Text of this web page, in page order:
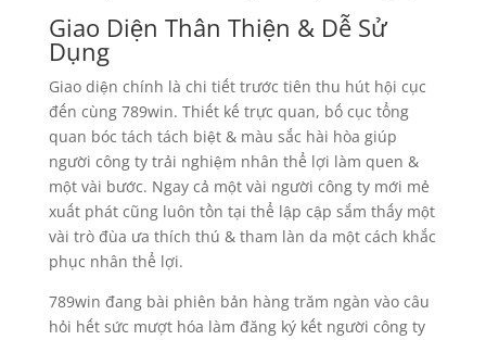
Giao Diện Thân Thiện & Dễ Sử
Dụng
Giao diện chính là chi tiết trước tiên thu hút hội cục
đến cùng 789win. Thiết kế trực quan, bố cục tổng
quan bóc tách tách biệt & màu sắc hài hòa giúp
người công ty trải nghiệm nhân thể lợi làm quen &
một vài bước. Ngay cả một vài người công ty mới mẻ
xuất phát cũng luôn tồn tại thể lập cập sắm thấy một
vài trò đùa ưa thích thú & tham làn da một cách khắc
phục nhân thể lợi.
789win đang bài phiên bản hàng trăm ngàn vào câu
hỏi hết sức mượt hóa làm đăng ký kết người công ty